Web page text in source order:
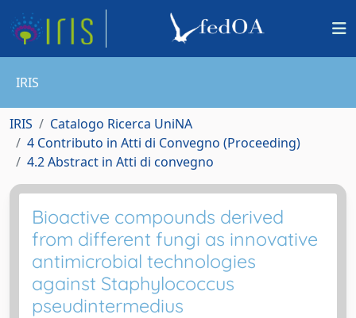
IRIS
IRIS
Catalogo Ricerca UniNA
4 Contributo in Atti di Convegno (Proceeding)
4.2 Abstract in Atti di convegno
Bioactive compounds derived
from different fungi as innovative
antimicrobial technologies
against Staphylococcus
pseudintermedius